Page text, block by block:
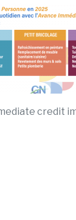
credit